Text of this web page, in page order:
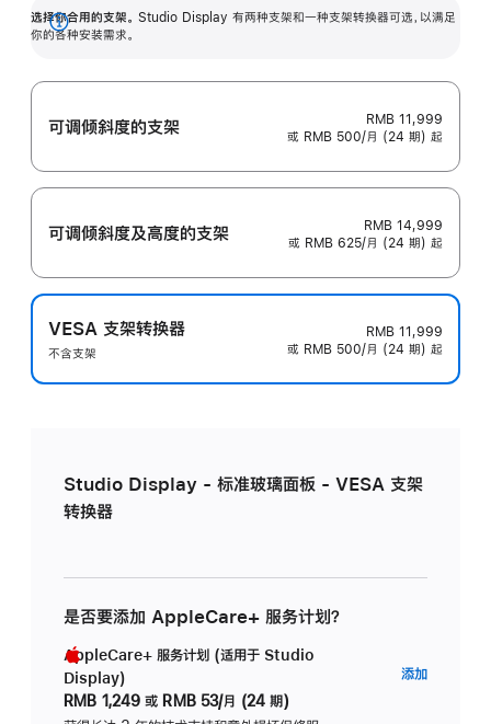
选择你合用的支架。 Studio Display 有两种支架和一种支架转换器可选，以满足
你的各种安装需求。
展
可调倾斜度的支架
RMB 11,999
或 RMB 500/月 (24 期) 起
可调倾斜度及高‍度的支‍架
RMB 14,999
或 RMB 625/月 (24 期) 起
VESA 支架转换器
不含支架
RMB 11,999
或 RMB 500/月 (24 期) 起
Studio Display - 标准玻璃面板 - VESA 支架
转换器
是否要添加 AppleCare+ 服务计划？
AppleCare+ 服务计划 (适用于 Studio
Display)
RMB 1,249 或 RMB 53/月 (24 期)
添加